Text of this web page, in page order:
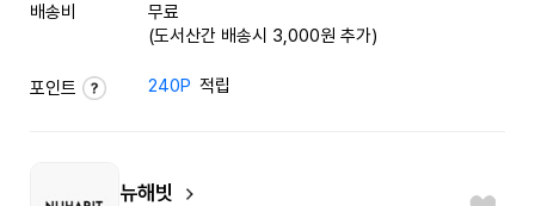
배송비
무료
(도서산간 배송시 3,000원 추가)
포인트 240P 적립
뉴해빗